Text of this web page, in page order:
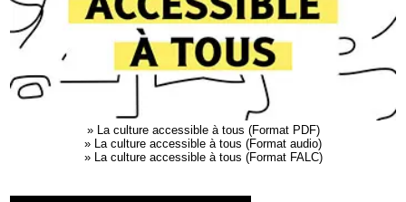
»
La culture accessible à tous (Format PDF)
»
La culture accessible à tous (Format audio)
»
La culture accessible à tous (Format FALC)